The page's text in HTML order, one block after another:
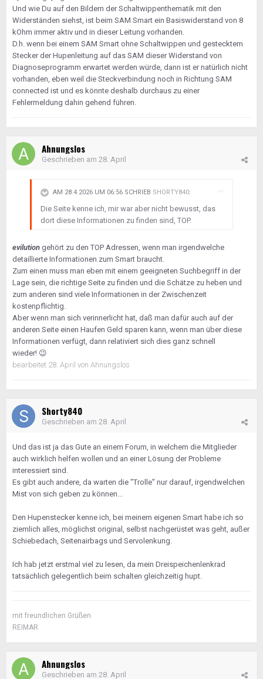
Und wie Du auf den Bildern der Schaltwippenthematik mit den
Widerständen siehst, ist beim SAM Smart ein Basiswiderstand von 8
kOhm immer aktiv und in dieser Leitung vorhanden.
D.h. wenn bei einem SAM Smart ohne Schaltwippen und gestecktem
Stecker der Hupenleitung auf das SAM dieser Widerstand von
Diagnoseprogramm erwartet werden würde, dann ist er natürlich nicht
vorhanden, eben weil die Steckverbindung noch in Richtung SAM
connected ist und es könnte deshalb durchaus zu einer
Fehlermeldung dahin gehend führen.
Ahnungslos
Geschrieben am 28. April
AM 28.4.2026 UM 06:56 SCHRIEB SHORTY840:
Die Seite kenne ich, mir war aber nicht bewusst, das
dort diese Informationen zu finden sind, TOP.
evilution gehört zu den TOP Adressen, wenn man irgendwelche
detaillierte Informationen zum Smart braucht.
Zum einen muss man eben mit einem geeigneten Suchbegriff in der
Lage sein, die richtige Seite zu finden und die Schätze zu heben und
zum anderen sind viele Informationen in der Zwischenzeit
kostenpflichtig.
Aber wenn man sich verinnerlicht hat, daß man dafür auch auf der
anderen Seite einen Haufen Geld sparen kann, wenn man über diese
Informationen verfügt, dann relativiert sich dies ganz schnell
wieder! 😉
bearbeitet 28. April von Ahnungslos
Shorty840
Geschrieben am 28. April
Und das ist ja das Gute an einem Forum, in welchem die Mitglieder
auch wirklich helfen wollen und an einer Lösung der Probleme
interessiert sind.
Es gibt auch andere, da warten die "Trolle" nur darauf, irgendwelchen
Mist von sich geben zu können...
Den Hupenstecker kenne ich, bei meinem eigenen Smart habe ich so
ziemlich alles, möglichst original, selbst nachgerüstet was geht, außer
Schiebedach, Seitenairbags und Servolenkung.
Ich hab jetzt erstmal viel zu lesen, da mein Dreispeichenlenkrad
tatsächlich gelegentlich beim schalten gleichzeitig hupt.
mit freundlichen Grüßen
REIMAR
Ahnungslos
Geschrieben am 28. April